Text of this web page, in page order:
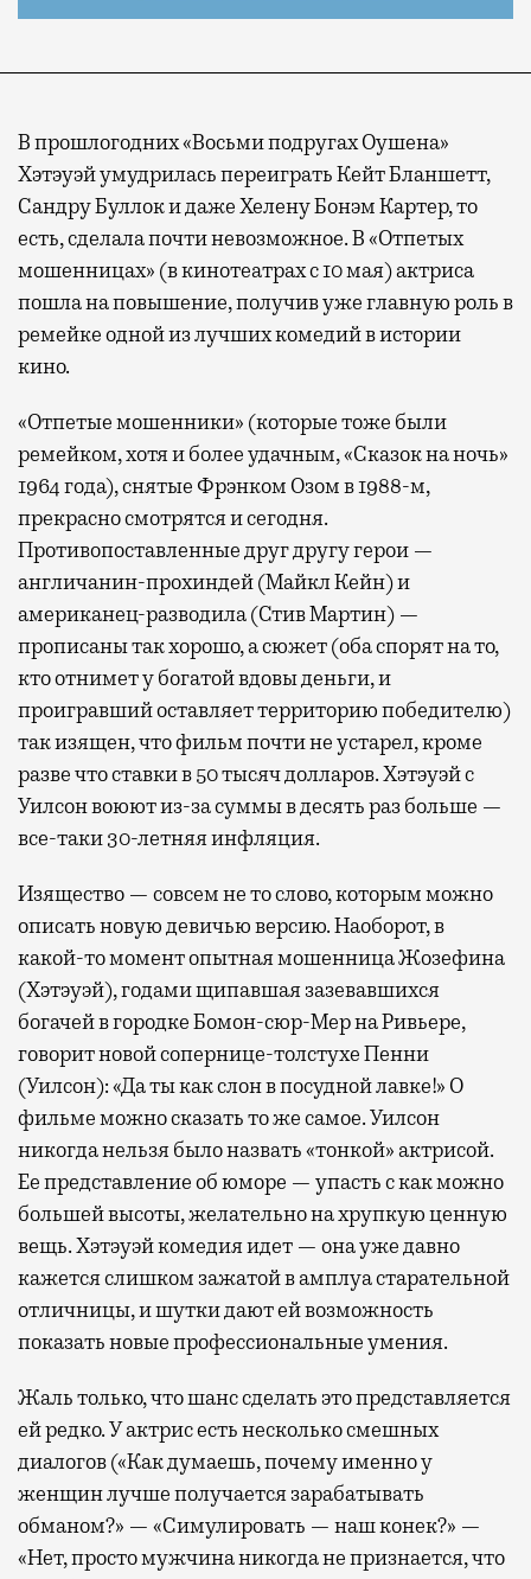
В прошлогодних «Восьми подругах Оушена»
Хэтэуэй умудрилась переиграть Кейт Бланшетт,
Сандру Буллок и даже Хелену Бонэм Картер, то
есть, сделала почти невозможное. В «Отпетых
мошенницах» (в кинотеатрах с 10 мая) актриса
пошла на повышение, получив уже главную роль в
ремейке одной из лучших комедий в истории
кино.
«Отпетые мошенники» (которые тоже были
ремейком, хотя и более удачным, «Сказок на ночь»
1964 года), снятые Фрэнком Озом в 1988-м,
прекрасно смотрятся и сегодня.
Противопоставленные друг другу герои —
англичанин-прохиндей (Майкл Кейн) и
американец-разводила (Стив Мартин) —
прописаны так хорошо, а сюжет (оба спорят на то,
кто отнимет у богатой вдовы деньги, и
проигравший оставляет территорию победителю)
так изящен, что фильм почти не устарел, кроме
разве что ставки в 50 тысяч долларов. Хэтэуэй с
Уилсон воюют из-за суммы в десять раз больше —
все-таки 30-летняя инфляция.
Изящество — совсем не то слово, которым можно
описать новую девичью версию. Наоборот, в
какой-то момент опытная мошенница Жозефина
(Хэтэуэй), годами щипавшая зазевавшихся
богачей в городке Бомон-сюр-Мер на Ривьере,
говорит новой сопернице-толстухе Пенни
(Уилсон): «Да ты как слон в посудной лавке!» О
фильме можно сказать то же самое. Уилсон
никогда нельзя было назвать «тонкой» актрисой.
Ее представление об юморе — упасть с как можно
большей высоты, желательно на хрупкую ценную
вещь. Хэтэуэй комедия идет — она уже давно
кажется слишком зажатой в амплуа старательной
отличницы, и шутки дают ей возможность
показать новые профессиональные умения.
Жаль только, что шанс сделать это представляется
ей редко. У актрис есть несколько смешных
диалогов («Как думаешь, почему именно у
женщин лучше получается зарабатывать
обманом?» — «Симулировать — наш конек?» —
«Нет, просто мужчина никогда не признается, что